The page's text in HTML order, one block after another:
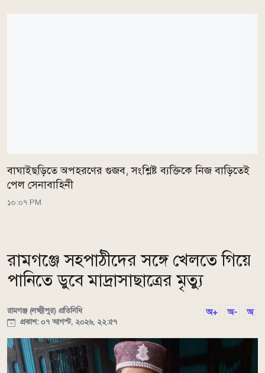
বাঘাইছড়িতে অপহরণের গুজব, সংশ্লিষ্ট ব্যক্তিকে নিজ বাড়িতেই
পেল সেনাবাহিনী
১০:০৭ PM
রামগঞ্জে সহপাঠীদের সঙ্গে খেলতে গিয়ে
পানিতে ডুবে মাদ্রাসাছাত্রের মৃত্যু
রামগঞ্জ (লক্ষ্মীপুর) প্রতিনিধি
প্রকাশ: ০৭ আগস্ট, ২০২৬, ২২:৫৭
অ+ অ- অ